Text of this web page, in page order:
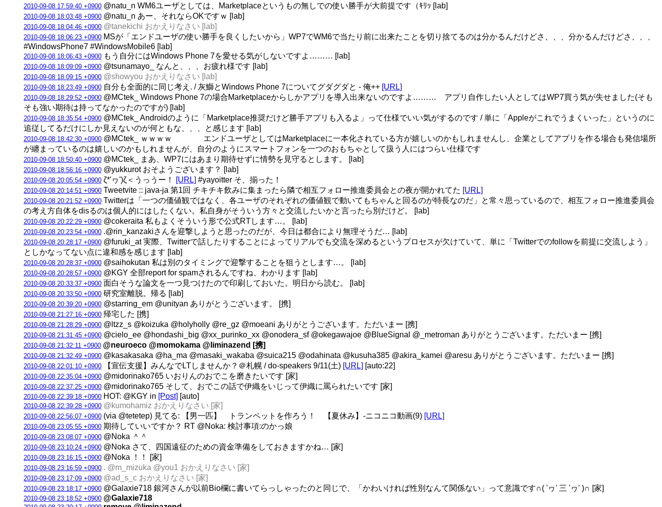
2010-09-08 17:59:40 +0900 @natu_n WM6ユーザとしては、Marketplaceというもの無しでの使い勝手が大前提です（ｷﾘｯ [lab]
2010-09-08 18:03:48 +0900 @natu_n あー、それならOKですｗ [lab]
2010-09-08 18:04:46 +0900 @tanekichi おかえりなさい [lab]
2010-09-08 18:06:23 +0900 MSが「エンドユーザの使い勝手を良くしたいから」WP7でWM6で当たり前に出来たことを切り捨てるのは分かるんだけどさ、、、分かるんだけどさ、、、
#WindowsPhone7 #WindowsMobile6 [lab]
2010-09-08 18:06:43 +0900 もう自分にはWindows Phone 7を愛せる気がしないですよ……… [lab]
2010-09-08 18:09:09 +0900 @tsunamayo_ なんと、、、お疲れ様です [lab]
2010-09-08 18:09:15 +0900 @showyou おかえりなさい [lab]
2010-09-08 18:23:49 +0900 自分も全面的に同じ考え. / 灰鰤とWindows Phone 7についてグダグダと - 俺++ [URL]
2010-09-08 18:29:52 +0900 @MCtek_ Windows Phone 7の場合Marketplaceからしかアプリを導入出来ないのですよ……… アプリ自作したい人としてはWP7買う気が失せました(そも
そも強い期待は持ってなかったのですが) [lab]
2010-09-08 18:35:54 +0900 @MCtek_ Androidのように「Marketplace推奨だけど勝手アプリも入るよ」って仕様でいい気がするのです / 単に「Appleがこれでうまくいった」というのに
追従してるだけにしか見えないのが何ともな、、、と感じます [lab]
2010-09-08 18:42:30 +0900 @MCtek_ ｗｗｗｗ エンドユーザとしてはMarketplaceに一本化されている方が嬉しいのかもしれませんし、企業としてアプリを作る場合も発信場所
が纏まっているのは嬉しいのかもしれませんが、自分のようにスマートフォンを一つのおもちゃとして扱う人にはつらい仕様です
2010-09-08 18:50:40 +0900 @MCtek_ まあ、WP7にはあまり期待せずに情勢を見守るとします。 [lab]
2010-09-08 18:56:16 +0900 @yukkurot おそようございます？ [lab]
2010-09-08 20:05:54 +0900 ζ*'ヮ')ζ＜うっうー！ [URL] #yayoitter そ、揃った！
2010-09-08 20:14:51 +0900 Tweetvite :: java-ja 第1回 チキチキ飲みに集まったら隣で相互フォロー推進委員会との夜が開かれてた [URL]
2010-09-08 20:21:52 +0900 Twitterは「一つの価値観ではなく、各ユーザのそれぞれの価値観で動いてもちゃんと回るのが特長なのだ」と常々思っているので、相互フォロー推進委員会
の考え方自体をdisるのは個人的にはしたくない。私自身がそういう方々と交流したいかと言ったら別だけど。 [lab]
2010-09-08 20:22:29 +0900 @cokeraita 私もよくそういう形で公式RTします…。 [lab]
2010-09-08 20:23:54 +0900 .@rin_kanzakiさんを迎撃しようと思ったのだが、今日は都合により無理そうだ… [lab]
2010-09-08 20:28:17 +0900 @furuki_at 実際、Twitterで話したりすることによってリアルでも交流を深めるというプロセスが欠けていて、単に「Twitterでのfollowを前提に交流しよう」
としかなってない点に違和感を感じます [lab]
2010-09-08 20:28:37 +0900 @saihokutan 私は別のタイミングで迎撃することを狙うとします…。 [lab]
2010-09-08 20:28:57 +0900 @KGY 全部report for spamされるんですね、わかります [lab]
2010-09-08 20:33:37 +0900 面白そうな論文を一つ見つけたので印刷しておいた。明日から読む。 [lab]
2010-09-08 20:33:50 +0900 研究室離脱。帰る [lab]
2010-09-08 20:39:20 +0900 @starring_em @unityan ありがとうございます。 [携]
2010-09-08 21:27:16 +0900 帰宅した [携]
2010-09-08 21:28:29 +0900 @ltzz_s @koizuka @holyholly @re_gz @moeani ありがとうございます。ただいまー [携]
2010-09-08 21:31:45 +0900 @cielo_ee @hondashi_big @xx_purinko_xx @onodera_sf @okegawajoe @BlueSignal @_metroman ありがとうございます。ただいまー [携]
2010-09-08 21:32:11 +0900 @neuroeco @momokama @liminazend [携]
2010-09-08 21:32:49 +0900 @kasakasaka @ha_ma @masaki_wakaba @suica215 @odahinata @kusuha385 @akira_kamei @aresu ありがとうございます。ただいまー [携]
2010-09-08 22:01:10 +0900 【宣伝支援】みんなでLTしませんか？＠札幌 / do-speakers 9/11(土) [URL] [auto:22]
2010-09-08 22:35:04 +0900 @midorinako765 いおりんのおでこを磨きたいです [家]
2010-09-08 22:37:25 +0900 @midorinako765 そして、おでこの話で伊織をいじって伊織に罵られたいです [家]
2010-09-08 22:39:18 +0900 HOT: @KGY in [Post] [auto]
2010-09-08 22:39:28 +0900 @kumohamiz おかえりなさい [家]
2010-09-08 22:56:07 +0900 (via @tetetep) 見てる: 【男一匹】 トランペットを作ろう！ 【夏休み】‐ニコニコ動画(9) [URL]
2010-09-08 23:05:55 +0900 期待していいですか？ RT @Noka: 検討事項:のかっ娘
2010-09-08 23:08:07 +0900 @Noka ＾＾
2010-09-08 23:10:24 +0900 @Noka さて、四国遠征のための資金準備をしておきますかね… [家]
2010-09-08 23:16:15 +0900 @Noka ！！ [家]
2010-09-08 23:16:59 +0900 . @m_mizuka @you1 おかえりなさい [家]
2010-09-08 23:17:09 +0900 @ad_s_c おかえりなさい [家]
2010-09-08 23:18:17 +0900 @Galaxie718 銀河さんが以前Bio欄に書いてらっしゃったのと同じで、「かわいければ性別なんて関係ない」って意識です∩( 'ヮ' 三 'ヮ' )∩ [家]
2010-09-08 23:18:52 +0900 @Galaxie718